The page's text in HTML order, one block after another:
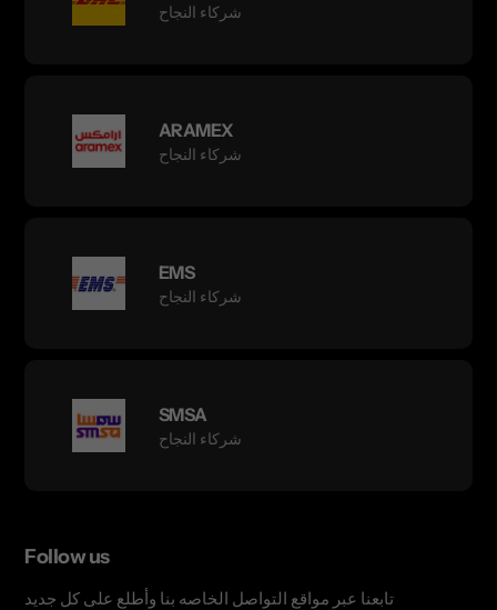
شركاء النجاح
ARAMEX
شركاء النجاح
EMS
شركاء النجاح
SMSA
شركاء النجاح
Follow us
تابعنا عبر مواقع التواصل الخاصه بنا وأطلع على كل جديد